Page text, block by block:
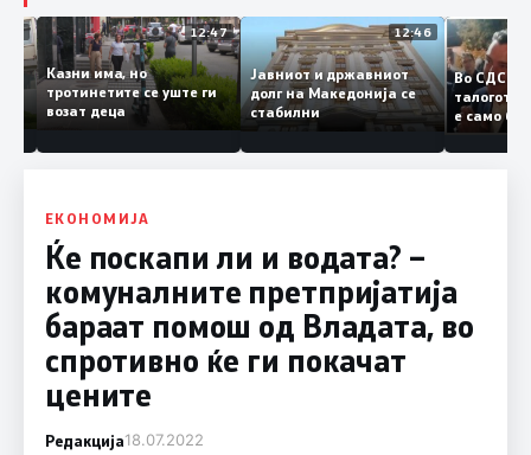
12:50
и
12:47
Казни има, но
тротинетите се уште ги
возат деца
12:46
Јавниот и државниот
долг на Македонија се
стабилни
Во
е само
копија
Заев
ЕКОНОМИЈА
Ќе поскапи ли и водата? –
комуналните претпријатија
бараат помош од Владата, во
спротивно ќе ги покачат
цените
Редакција18.07.2022